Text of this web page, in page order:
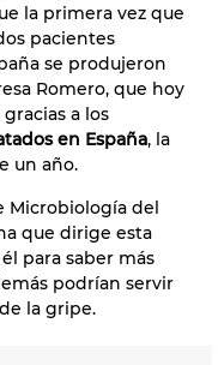
la primera vez que
pacientes
se produjeron
Romero, que hoy
a los
en España, la
un año.
Microbiología del
que dirige esta
para saber más
podrían servir
la gripe.